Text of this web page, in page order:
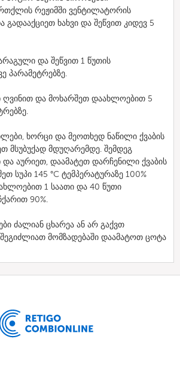
რეჟიმში ვენტილატორის
გადააქციეთ ხახვი და შეწვით კიდევ 5
და შეწვით 1 წუთის
პარამეტრებზე.
და მოხარშეთ დაახლოებით 5
ხორცი და მეოთხედ ნაწილი ქვაბის
მსუბუქად მდუღარემდე. შემდეგ
აურიეთ, დაამატეთ დარჩენილი ქვაბის
სუპი 145 °C ტემპერატურაზე 100%
1 საათი და 40 წუთი
90%.
ძალიან ცხარეა ან არ გაქვთ
მომზადებაში დაამატოთ ცოტა